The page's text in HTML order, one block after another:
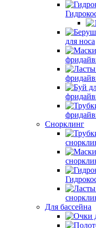
для носа
Снорклинг
Для бассейна